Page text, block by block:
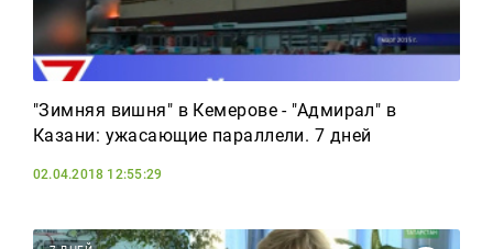
"Зимняя вишня" в Кемерове - "Адмирал" в
Казани: ужасающие параллели. 7 дней
02.04.2018 12:55:29